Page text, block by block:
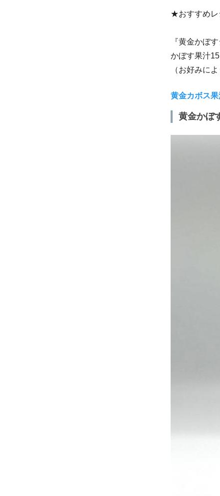
★おすすめ
『黄金かぼ
かぼす果汁
（お好みに
黄金カボス
黄金かぼ